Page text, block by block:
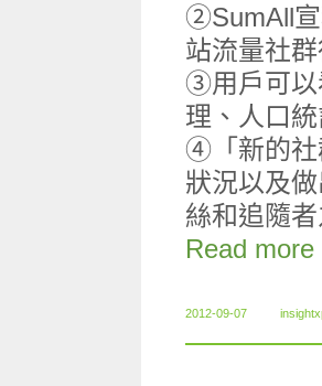
②SumAll宣
站流量社
③用戶可以
理、人口
④「新的社
狀況以及
絲和追隨
Read more
2012-09-07